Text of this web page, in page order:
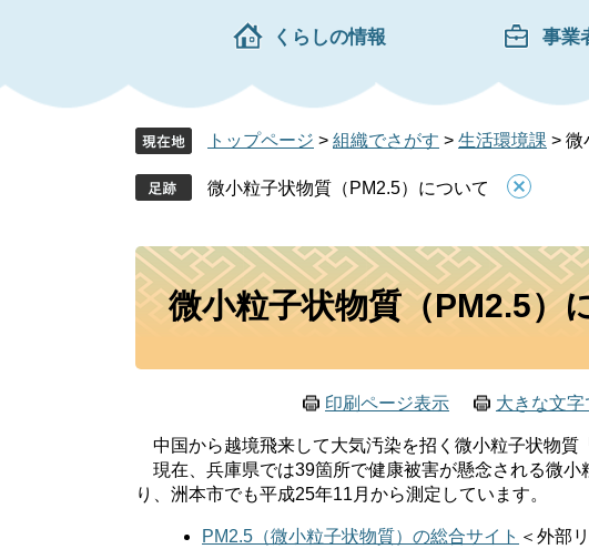
くらしの情報 事業
トップページ > 組織でさがす > 生活環境課 > 微
微小粒子状物質（PM2.5）について
本
微小粒子状物質（PM2.5）
印刷ページ表示 大きな文
中国から越境飛来して大気汚染を招く微小粒子状物質
現在、兵庫県では39箇所で健康被害が懸念される微小
り、洲本市でも平成25年11月から測定しています。
PM2.5（微小粒子状物質）の総合サイト ＜外部